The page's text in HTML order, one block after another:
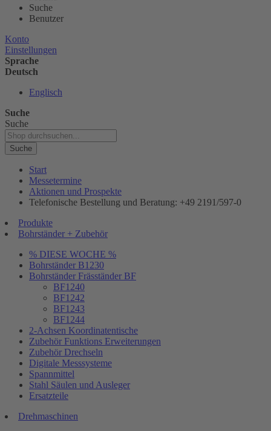
Suche
Benutzer
Konto
Einstellungen
Sprache
Deutsch
Englisch
Suche
Suche
Suche
Start
Messetermine
Aktionen und Prospekte
Telefonische Bestellung und Beratung: +49 2191/597-0
Produkte
Bohrständer + Zubehör
% DIESE WOCHE %
Bohrständer B1230
Bohrständer Fräsständer BF
BF1240
BF1242
BF1243
BF1244
2-Achsen Koordinatentische
Zubehör Funktions Erweiterungen
Zubehör Drechseln
Digitale Messsysteme
Spannmittel
Stahl Säulen und Ausleger
Ersatzteile
Drehmaschinen